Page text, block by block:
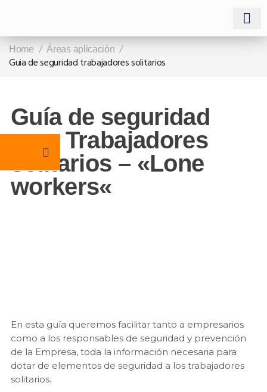
Home / Áreas aplicación /
Guia de seguridad trabajadores solitarios
Guía de seguridad
para Trabajadores
solitarios – «Lone
workers«
En esta guía queremos facilitar tanto a empresarios
como a los responsables de seguridad y prevención
de la Empresa, toda la información necesaria para
dotar de elementos de seguridad a los trabajadores
solitarios.